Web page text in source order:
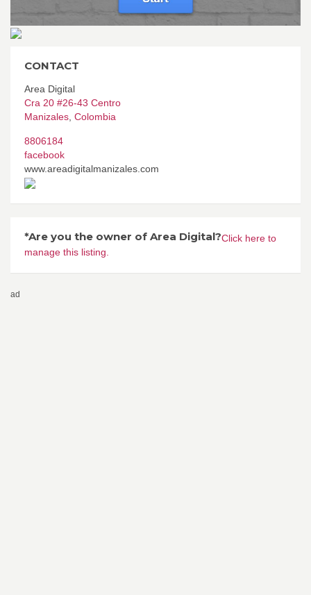
CONTACT
Area Digital
Cra 20 #26-43 Centro
Manizales Colombia
8806184
facebook
www.areadigitalmanizales.com
*Are you the owner of Area Digital?Click here to
manage this listing.
ad